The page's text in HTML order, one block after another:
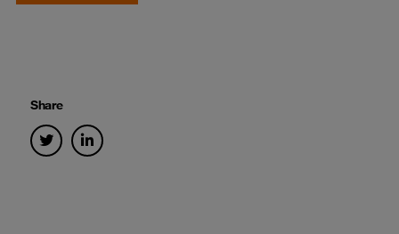
Share